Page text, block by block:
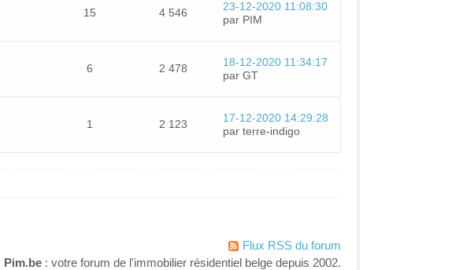
15 4 546
23-12-2020 11:08:30
par PIM
6 2 478
18-12-2020 11:34:17
par GT
1 2 123
17-12-2020 14:29:28
par terre-indigo
Flux RSS du forum
Pim.be : votre forum de l'immobilier résidentiel belge depuis 2002.